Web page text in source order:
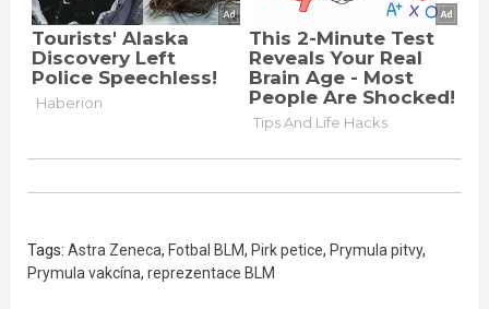
Tags: Astra Zeneca, Fotbal BLM, Pirk petice, Prymula pitvy,
Prymula vakcína, reprezentace BLM